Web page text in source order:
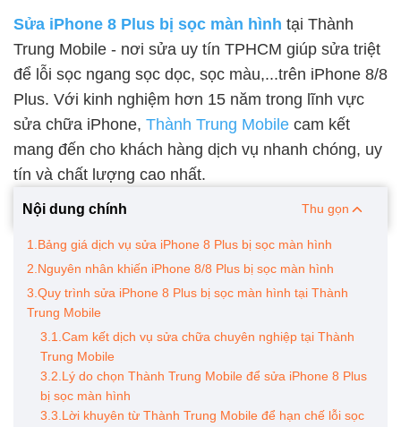
Sửa iPhone 8 Plus bị sọc màn hình tại Thành
Trung Mobile - nơi sửa uy tín TPHCM giúp sửa triệt
để lỗi sọc ngang sọc dọc, sọc màu,...trên iPhone 8/8
Plus. Với kinh nghiệm hơn 15 năm trong lĩnh vực
sửa chữa iPhone, Thành Trung Mobile cam kết
mang đến cho khách hàng dịch vụ nhanh chóng, uy
tín và chất lượng cao nhất.
Nội dung chính Thu gọn
1.Bảng giá dịch vụ sửa iPhone 8 Plus bị sọc màn hình
2.Nguyên nhân khiến iPhone 8/8 Plus bị sọc màn hình
3.Quy trình sửa iPhone 8 Plus bị sọc màn hình tại Thành
Trung Mobile
3.1.Cam kết dịch vụ sửa chữa chuyên nghiệp tại Thành
Trung Mobile
3.2.Lý do chọn Thành Trung Mobile để sửa iPhone 8 Plus
bị sọc màn hình
3.3.Lời khuyên từ Thành Trung Mobile để hạn chế lỗi sọc